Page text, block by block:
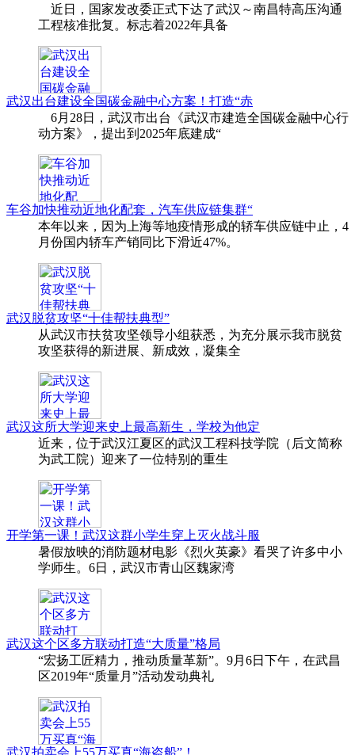
近日，国家发改委正式下达了武汉～南昌特高压沟通
工程核准批复。标志着2022年具备
武汉出台建设全国碳金融中心方案！打造“赤
6月28日，武汉市出台《武汉市建造全国碳金融中心行
动方案》，提出到2025年底建成“
车谷加快推动近地化配套，汽车供应链集群“
本年以来，因为上海等地疫情形成的轿车供应链中止，4
月份国内轿车产销同比下滑近47%。
武汉脱贫攻坚“十佳帮扶典型”
从武汉市扶贫攻坚领导小组获悉，为充分展示我市脱贫
攻坚获得的新进展、新成效，凝集全
武汉这所大学迎来史上最高新生，学校为他定
近来，位于武汉江夏区的武汉工程科技学院（后文简称
为武工院）迎来了一位特别的重生
开学第一课！武汉这群小学生穿上灭火战斗服
暑假放映的消防题材电影《烈火英豪》看哭了许多中小
学师生。6日，武汉市青山区魏家湾
武汉这个区多方联动打造“大质量”格局
“宏扬工匠精力，推动质量革新”。9月6日下午，在武昌
区2019年“质量月”活动发动典礼
武汉拍卖会上55万买真“海盗船”！